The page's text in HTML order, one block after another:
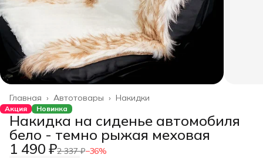
Накидки
Автотовары ›
Главная ›
Акция Новинка
Накидка на сиденье автомобиля
бело - темно рыжая меховая
1 490 ₽2 337 ₽−36%